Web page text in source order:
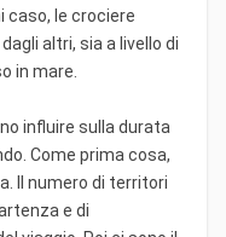
caso, le crociere
altri, sia a livello di
in mare.
influire sulla durata
Come prima cosa,
Il numero di territori
e di